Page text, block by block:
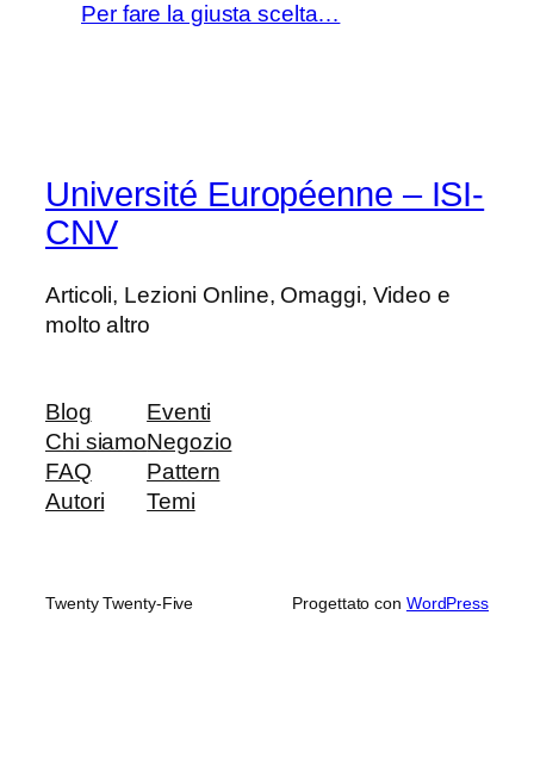
Per fare la giusta scelta…
Université Européenne – ISI-
CNV
Articoli, Lezioni Online, Omaggi, Video e
molto altro
Blog
Chi siamo
FAQ
Autori
Eventi
Negozio
Pattern
Temi
Twenty Twenty-Five Progettato con WordPress